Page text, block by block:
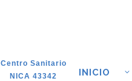
Centro Sanitario
NICA 43342
INICIO